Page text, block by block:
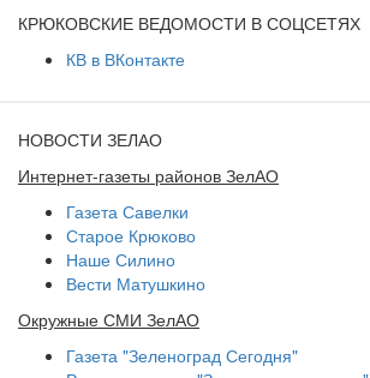
КРЮКОВСКИЕ ВЕДОМОСТИ В СОЦСЕТЯХ
КВ в ВКонтакте
НОВОСТИ ЗЕЛАО
Интернет-газеты районов ЗелАО
Газета Савелки
Старое Крюково
Наше Силино
Вести Матушкино
Окружные СМИ ЗелАО
Газета "Зеленоград Сегодня"